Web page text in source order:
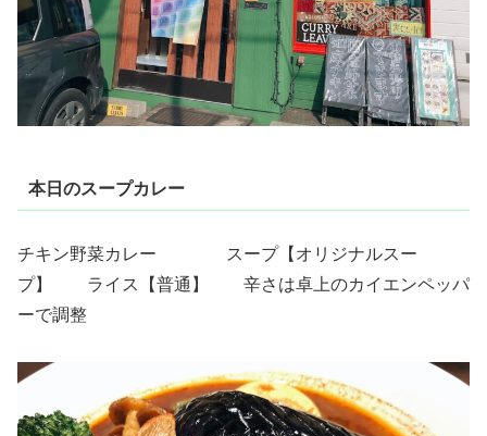
本日のスープカレー
チキン野菜カレー スープ【オリジナルスー
プ】 ライス【普通】 辛さは卓上のカイエンペッパ
ーで調整